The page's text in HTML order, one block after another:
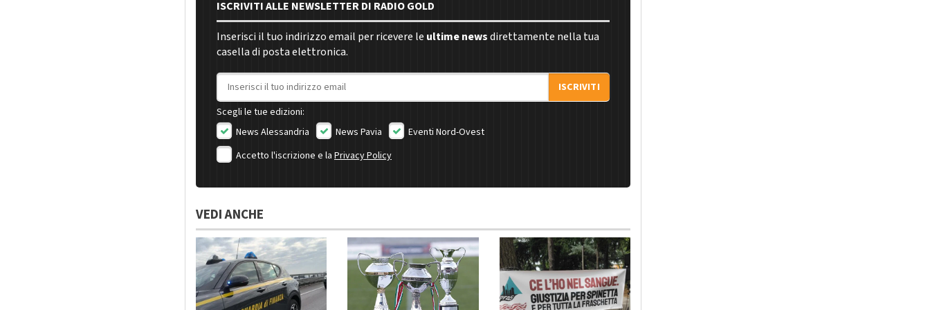
ISCRIVITI ALLE NEWSLETTER DI RADIO GOLD
Inserisci il tuo indirizzo email per ricevere le ultime newsdirettamente nella tua
casella di posta elettronica.
Indirizzo email
ISCRIVITI
Scegli le tue edizioni:
News Alessandria
News Pavia
Eventi Nord-Ovest
Accetto l'iscrizione e la Privacy Policy
VEDI ANCHE